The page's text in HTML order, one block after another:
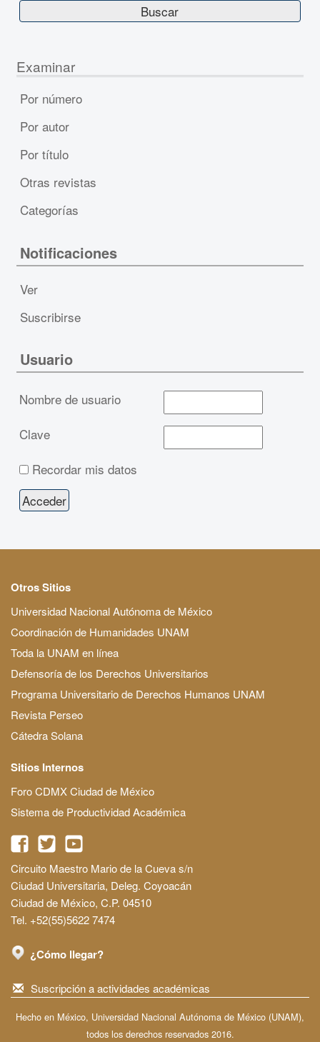
Examinar
Por número
Por autor
Por título
Otras revistas
Categorías
Notificaciones
Ver
Suscribirse
Usuario
Nombre de usuario
Clave
Recordar mis datos
Otros Sitios
Universidad Nacional Autónoma de México
Coordinación de Humanidades UNAM
Toda la UNAM en línea
Defensoría de los Derechos Universitarios
Programa Universitario de Derechos Humanos UNAM
Revista Perseo
Cátedra Solana
Sitios Internos
Foro CDMX Ciudad de México
Sistema de Productividad Académica
Circuito Maestro Mario de la Cueva s/n
Ciudad Universitaria, Deleg. Coyoacán
Ciudad de México, C.P. 04510
Tel. +52(55)5622 7474
¿Cómo llegar?
Suscripción a actividades académicas
Hecho en México, Universidad Nacional Autónoma de México (UNAM),
todos los derechos reservados 2016.